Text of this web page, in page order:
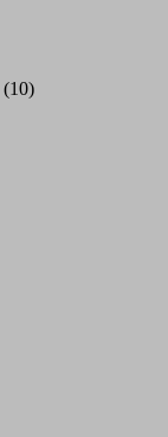
(10)